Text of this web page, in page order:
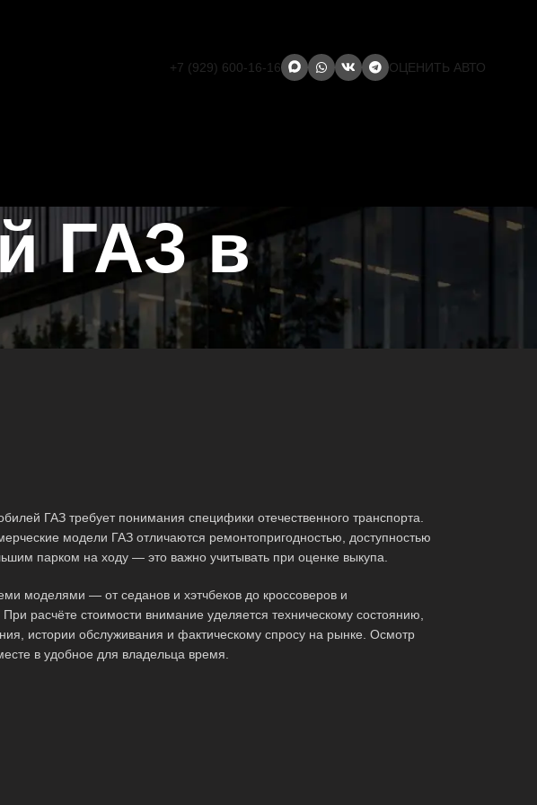
+7 (929) 600-16-16 ОЦЕНИТЬ АВТО
ГАЗ в
ГАЗ требует понимания специфики отечественного транспорта.
модели ГАЗ отличаются ремонтопригодностью, доступностью
парком на ходу — это важно учитывать при оценке выкупа.
моделями — от седанов и хэтчбеков до кроссоверов и
расчёте стоимости внимание уделяется техническому состоянию,
истории обслуживания и фактическому спросу на рынке. Осмотр
в удобное для владельца время.